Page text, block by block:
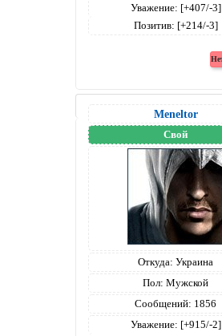
Уважение: [+407/-3]
Позитив: [+214/-3]
Meneltоr
Свой
Откуда: Украина
Пол: Мужской
Сообщений: 1856
Уважение: [+915/-2]